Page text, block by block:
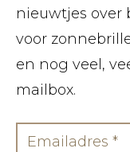
nieuwtjes over
voor
en nog veel,
mailbox.